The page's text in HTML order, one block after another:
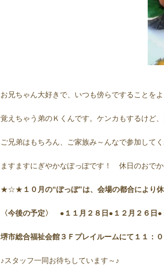
お兄ちゃん大好きで、いつも傍らですることを
覚えちゃう弟のＫくんです。ケンカもするけど
ご兄弟はもちろん、ご家族み～んなで参加してく
ますますにぎやかなぽっぽです！ 休日のおでか
★☆★ １０月の“ぽっぽ”は、会場の都合により
〈今後の予定〉 ●１１月２８日●１２月２６日●
堺市総合福祉会館３Ｆプレイルームにて１１：
♪スタッフ一同お待ちしています～♪